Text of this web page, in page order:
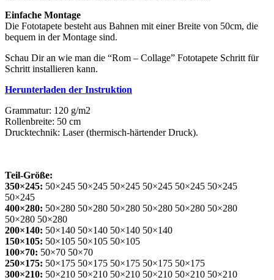
Einfache Montage
Die Fototapete besteht aus Bahnen mit einer Breite von 50cm, die
bequem in der Montage sind.
Schau Dir an wie man die “Rom – Collage” Fototapete Schritt für
Schritt installieren kann.
Herunterladen der Instruktion
Grammatur: 120 g/m2
Rollenbreite: 50 cm
Drucktechnik: Laser (thermisch-härtender Druck).
Teil-Größe:
350×245: 50×245 50×245 50×245 50×245 50×245 50×245
50×245
400×280: 50×280 50×280 50×280 50×280 50×280 50×280
50×280 50×280
200×140: 50×140 50×140 50×140 50×140
150×105: 50×105 50×105 50×105
100×70: 50×70 50×70
250×175: 50×175 50×175 50×175 50×175 50×175
300×210: 50×210 50×210 50×210 50×210 50×210 50×210